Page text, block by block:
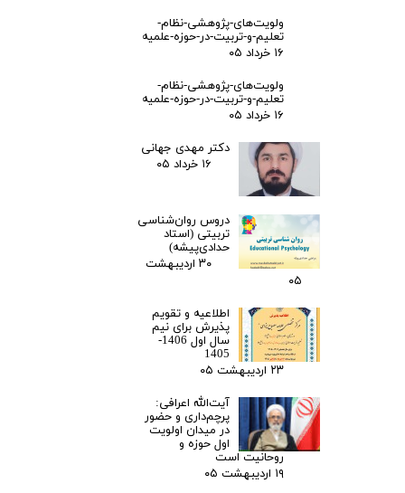
ولویت‌های-پژوهشی-نظام-
تعلیم-و-تربیت-در-حوزه-علمیه
۱۶ خرداد ۰۵
ولویت‌های-پژوهشی-نظام-
تعلیم-و-تربیت-در-حوزه-علمیه
۱۶ خرداد ۰۵
دکتر مهدی جهانی
۱۶ خرداد ۰۵
دروس روان‌شناسی
تربیتی (استاد
حدادی‌پیشه)
۳۰ اردیبهشت
۰۵
اطلاعیه و تقویم
پذیرش برای نیم
سال اول 1406-
1405
۲۳ اردیبهشت ۰۵
آیت‌الله اعرافی:
پرچم‌داری و حضور
در میدان‌ اولویت
اول حوزه و
روحانیت است
۱۹ اردیبهشت ۰۵